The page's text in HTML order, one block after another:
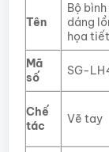
Tên
Bộ
dáng
họa
Mã
số
SG-
Chế
tác
Vẽ tay